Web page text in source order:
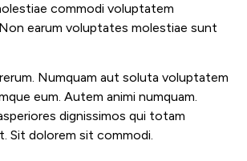
commodi voluptatem
earum voluptates molestiae sunt
Numquam aut soluta voluptatem
eum. Autem animi numquam.
dignissimos qui totam
Sit dolorem sit commodi.